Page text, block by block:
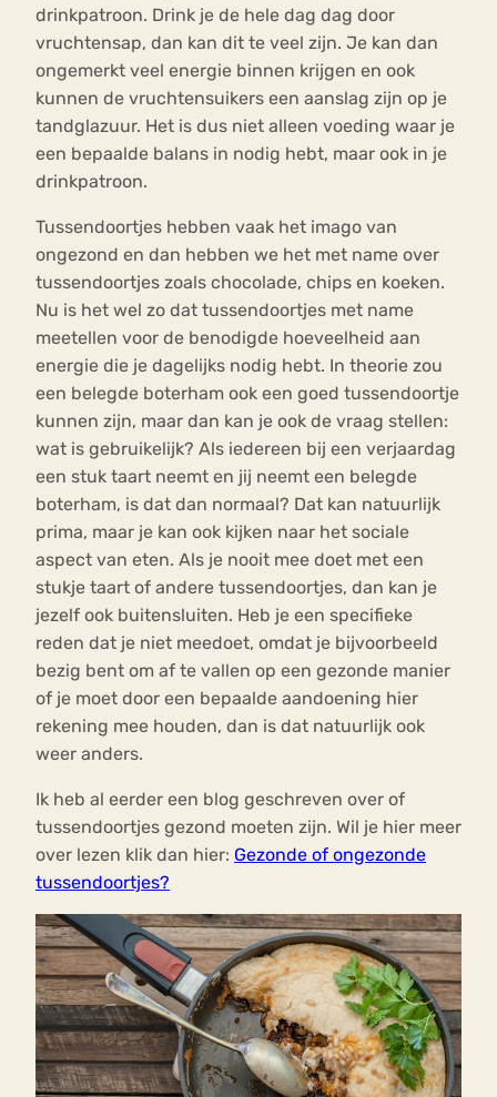
drinkpatroon. Drink je de hele dag dag door
vruchtensap, dan kan dit te veel zijn. Je kan dan
ongemerkt veel energie binnen krijgen en ook
kunnen de vruchtensuikers een aanslag zijn op je
tandglazuur. Het is dus niet alleen voeding waar je
een bepaalde balans in nodig hebt, maar ook in je
drinkpatroon.
Tussendoortjes hebben vaak het imago van
ongezond en dan hebben we het met name over
tussendoortjes zoals chocolade, chips en koeken.
Nu is het wel zo dat tussendoortjes met name
meetellen voor de benodigde hoeveelheid aan
energie die je dagelijks nodig hebt. In theorie zou
een belegde boterham ook een goed tussendoortje
kunnen zijn, maar dan kan je ook de vraag stellen:
wat is gebruikelijk? Als iedereen bij een verjaardag
een stuk taart neemt en jij neemt een belegde
boterham, is dat dan normaal? Dat kan natuurlijk
prima, maar je kan ook kijken naar het sociale
aspect van eten. Als je nooit mee doet met een
stukje taart of andere tussendoortjes, dan kan je
jezelf ook buitensluiten. Heb je een specifieke
reden dat je niet meedoet, omdat je bijvoorbeeld
bezig bent om af te vallen op een gezonde manier
of je moet door een bepaalde aandoening hier
rekening mee houden, dan is dat natuurlijk ook
weer anders.
Ik heb al eerder een blog geschreven over of
tussendoortjes gezond moeten zijn. Wil je hier meer
over lezen klik dan hier: Gezonde of ongezonde
tussendoortjes?